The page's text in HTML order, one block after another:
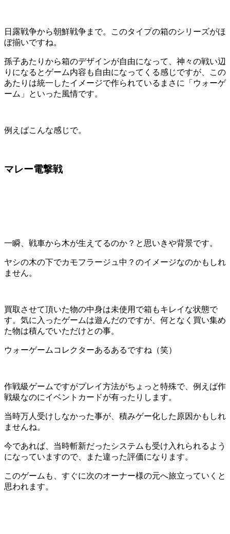
日露戦争から朝鮮戦争まで。このタイプの箱のシリーズがほ
ぼ揃いですね。
孫子あたりから箱のデザインが自由になって、神々の戦い辺
りになるとゲーム内容も自由になってくる感じですが、この
あたりは統一したイメージで作られているまさに「ウォーゲ
ーム」といった風情です。
例えばこんな感じで。
マレー電撃戦
一瞬、戦車から木が生えてるのか？と思いきや背景です。
ヤシの木の下でカモフラージュ中？のイメージなのかもしれ
ません。
買取させて頂いた物の中身は未使用で箱もキレイな状態で
す。気に入ったゲームは遊んだのですが、何となく買い集め
た物は積んでいただけとの事。
ウォーゲームコレクターあるあるですね（笑）
作戦級ゲームですがプレイ方法がちょっと特殊で、例えば作
戦級なのにイベントカードが有ったりします。
当時万人受けしなかった事が、積みゲー化した原因かもしれ
ませんね。
今であれば、当時斬新だったシステムも受け入れられるよう
になっていますので、また違った評価になります。
このゲームも、すぐに次のオーナー様の元へ旅立っていくと
思われます。